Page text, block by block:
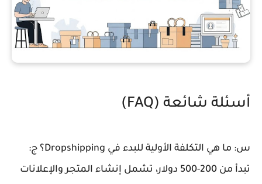
أسئلة شائعة (FAQ)
س: ما هي التكلفة الأولية للبدء في Dropshipping؟
ج:
تبدأ من 200-500 دولار، تشمل إنشاء المتجر والإعلانات